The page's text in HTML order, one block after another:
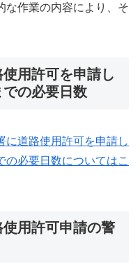
作業の内容により、そ
用許可を申請し
の必要日数
に道路使用許可を申請し
必要日数についてはこ
用許可申請の警